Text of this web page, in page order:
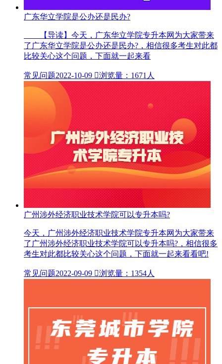
广东华立学院是公办还是民办?
【导读】今天，广东华立学院专升本网为大家带来
了广东华立学院是公办还是民办?，相信很多考生对此都
比较关心这个问题，下面就一起来看
常见问题2022-10-09 浏览量：1671人
广州涉外经济职业技术学院可以专升本吗?
今天，广州涉外经济职业技术学院专升本网为大家带来
了广州涉外经济职业技术学院可以专升本吗?，相信很多
考生对此都比较关心这个问题，下面就一起来看看吧!
常见问题2022-09-09 浏览量：1354人